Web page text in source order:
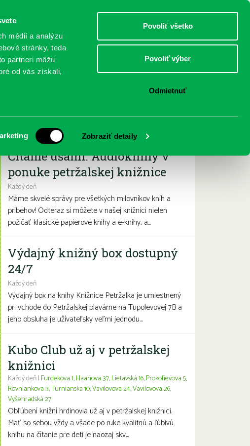
médií a analýzu
stránky, teda
partneri môžu
od vás získali,
Zobraziť detaily
Povoliť všetko
Povoliť výber
Odmietnuť
DOSPELÍ
KNIŽNICI
podujatia
Čítame ušami. Audioknihy v
ponuke petržalskej knižnice
Každý deň
Máme skvelé správy pre všetkých milovníkov kníh a
príbehov! Odteraz si môžete v našej knižnici nielen
požičať klasické papierové knihy a e-knihy, a...
Výdajný knižný box dostupný
24/7
Každý deň
Výdajný box na knihy Knižnice Petržalka je umiestnený
pri vchode do Petržalskej plavárne na Tupolevovej 7B a
jeho obsluha je užívateľsky veľmi jednodu...
Kubo Club už aj v petržalskej
knižnici
Každý deň | Furdekova 1,Haanova 37,Lietavská 16,Prokofievova 5,
Rovniankova 3,Turnianska 10,Vavilovova 24,Vavilovova 26,
Vyšehradská 27
Obľúbení knižní hrdinovia už aj v petržalskej knižnici.
Mať so sebou vždy a všade po ruke kvalitnú a ľúbivú
knihu na čítanie pre deti je naozaj skv...